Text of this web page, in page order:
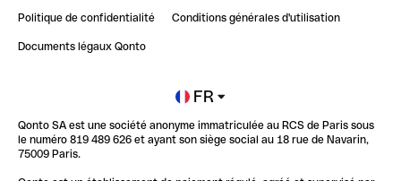
Impact de l'IA sur les carrières/productivité
Blog
Newsroom
Glossaire finance
Politique de confidentialité Conditions générales d'utilisation
Documents légaux Qonto
FR
Qonto SA est une société anonyme immatriculée au RCS de Paris sous
le numéro 819 489 626 et ayant son siège social au 18 rue de Navarin,
75009 Paris.